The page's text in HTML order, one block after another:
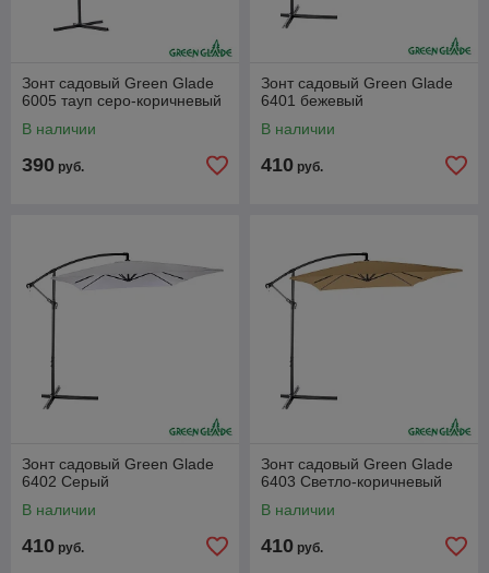
Зонт садовый Green Glade
6005 тауп серо-коричневый
В наличии
390 руб.
Зонт садовый Green Glade
6401 бежевый
В наличии
410 руб.
Зонт садовый Green Glade
6402 Серый
В наличии
410 руб.
Зонт садовый Green Glade
6403 Светло-коричневый
В наличии
410 руб.